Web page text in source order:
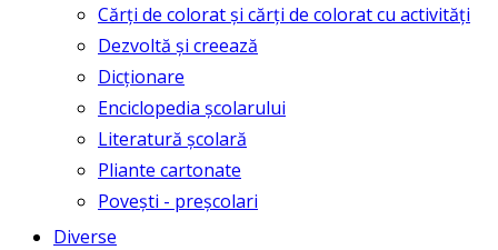
Cărți de colorat și cărți de colorat cu activități
Dezvoltă și creează
Dicționare
Enciclopedia școlarului
Literatură școlară
Pliante cartonate
Povești - preșcolari
Diverse